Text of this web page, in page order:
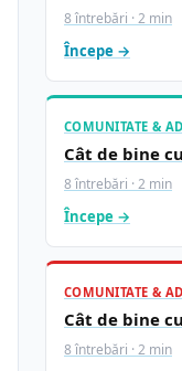
8 întrebări · 2 min
Începe →
COMUNITATE &
Cât de bine
8 întrebări · 2 min
Începe →
COMUNITATE &
Cât de bine
8 întrebări · 2 min